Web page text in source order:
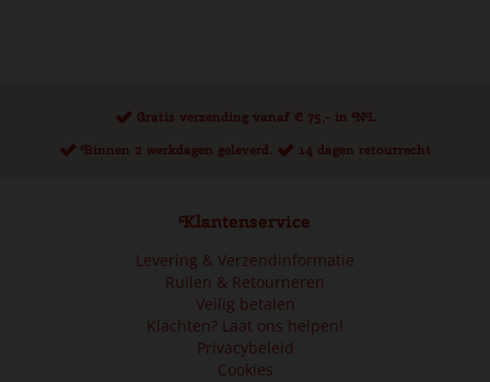
Gratis verzending vanaf € 75,- in NL
Binnen 2 werkdagen geleverd.
14 dagen retourrecht
Klantenservice
Levering & Verzendinformatie
Ruilen & Retourneren
Veilig betalen
Klachten? Laat ons helpen!
Privacybeleid
Cookies